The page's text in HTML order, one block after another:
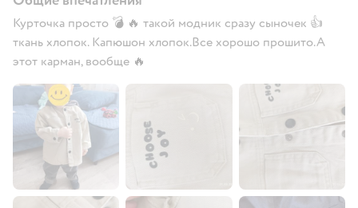
Курточка просто 💣 🔥 такой модник сразу сыночек 👍
ткань хлопок. Капюшон хлопок.Все хорошо прошито.А
этот карман, вообще 🔥